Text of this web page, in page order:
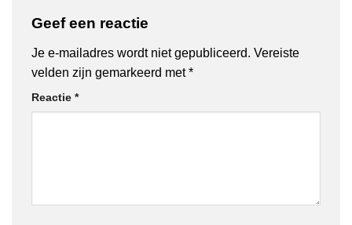
Geef een reactie
Je e-mailadres wordt niet gepubliceerd. Vereiste
velden zijn gemarkeerd met*
Reactie *